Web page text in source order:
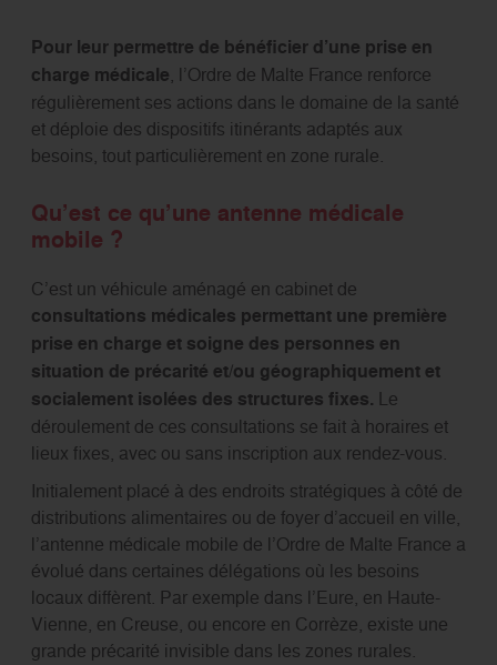
Pour leur permettre de bénéficier d’une prise en
charge médicale, l’Ordre de Malte France renforce
régulièrement ses actions dans le domaine de la santé
et déploie des dispositifs itinérants adaptés aux
besoins, tout particulièrement en zone rurale.
Qu’est ce qu’une antenne médicale
mobile ?
C’est un véhicule aménagé en cabinet de
consultations médicales permettant une première
prise en charge et soigne des personnes en
situation de précarité et/ou géographiquement et
socialement isolées des structures fixes. Le
déroulement de ces consultations se fait à horaires et
lieux fixes, avec ou sans inscription aux rendez-vous.
Initialement placé à des endroits stratégiques à côté de
distributions alimentaires ou de foyer d’accueil en ville,
l’antenne médicale mobile de l’Ordre de Malte France a
évolué dans certaines délégations où les besoins
locaux diffèrent. Par exemple dans l’Eure, en Haute-
Vienne, en Creuse, ou encore en Corrèze, existe une
grande précarité invisible dans les zones rurales.